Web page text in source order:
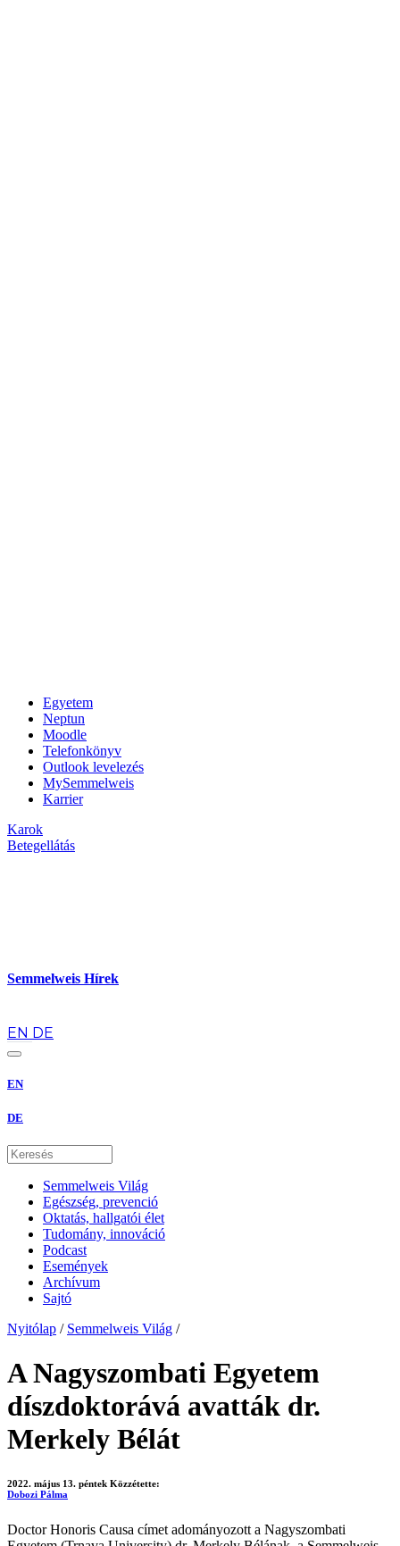
Egyetem
Neptun
Moodle
Telefonkönyv
Outlook levelezés
MySemmelweis
Karrier
Karok
Betegellátás
Semmelweis Hírek
EN DE
EN
DE
Semmelweis Világ
Egészség, prevenció
Oktatás, hallgatói élet
Tudomány, innováció
Podcast
Események
Archívum
Sajtó
Nyitólap / Semmelweis Világ /
A Nagyszombati Egyetem
díszdoktorává avatták dr.
Merkely Bélát
2022. május 13. péntek Közzétette:
Dobozi Pálma
Doctor Honoris Causa címet adományozott a Nagyszombati